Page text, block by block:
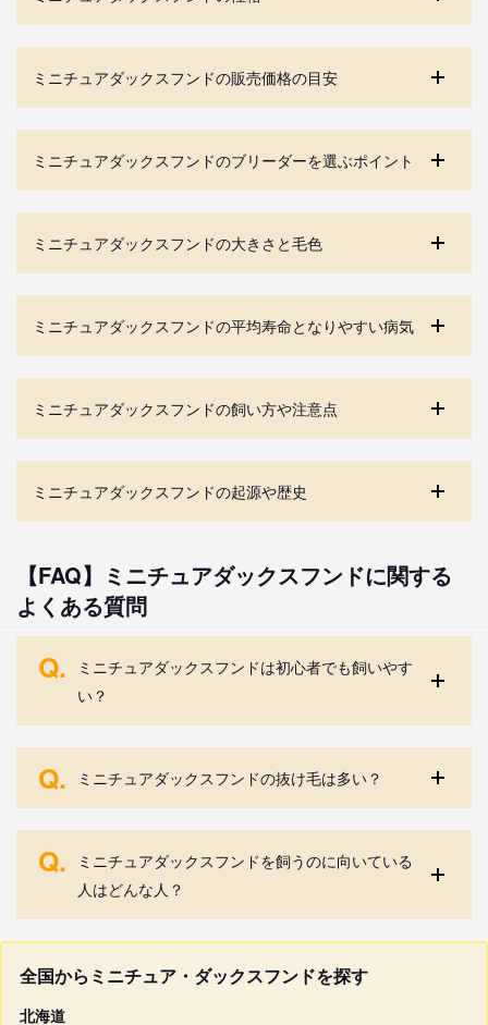
ミニチュアダックスフンドの販売価格の目安
ミニチュアダックスフンドのブリーダーを選ぶポイント
ミニチュアダックスフンドの大きさと毛色
ミニチュアダックスフンドの平均寿命となりやすい病気
ミニチュアダックスフンドの飼い方や注意点
ミニチュアダックスフンドの起源や歴史
【FAQ】ミニチュアダックスフンドに関する
よくある質問
Q.
ミニチュアダックスフンドは初心者でも飼いやす
い？
Q. ミニチュアダックスフンドの抜け毛は多い？
Q.
ミニチュアダックスフンドを飼うのに向いている
人はどんな人？
全国からミニチュア・ダックスフンドを探す
北海道